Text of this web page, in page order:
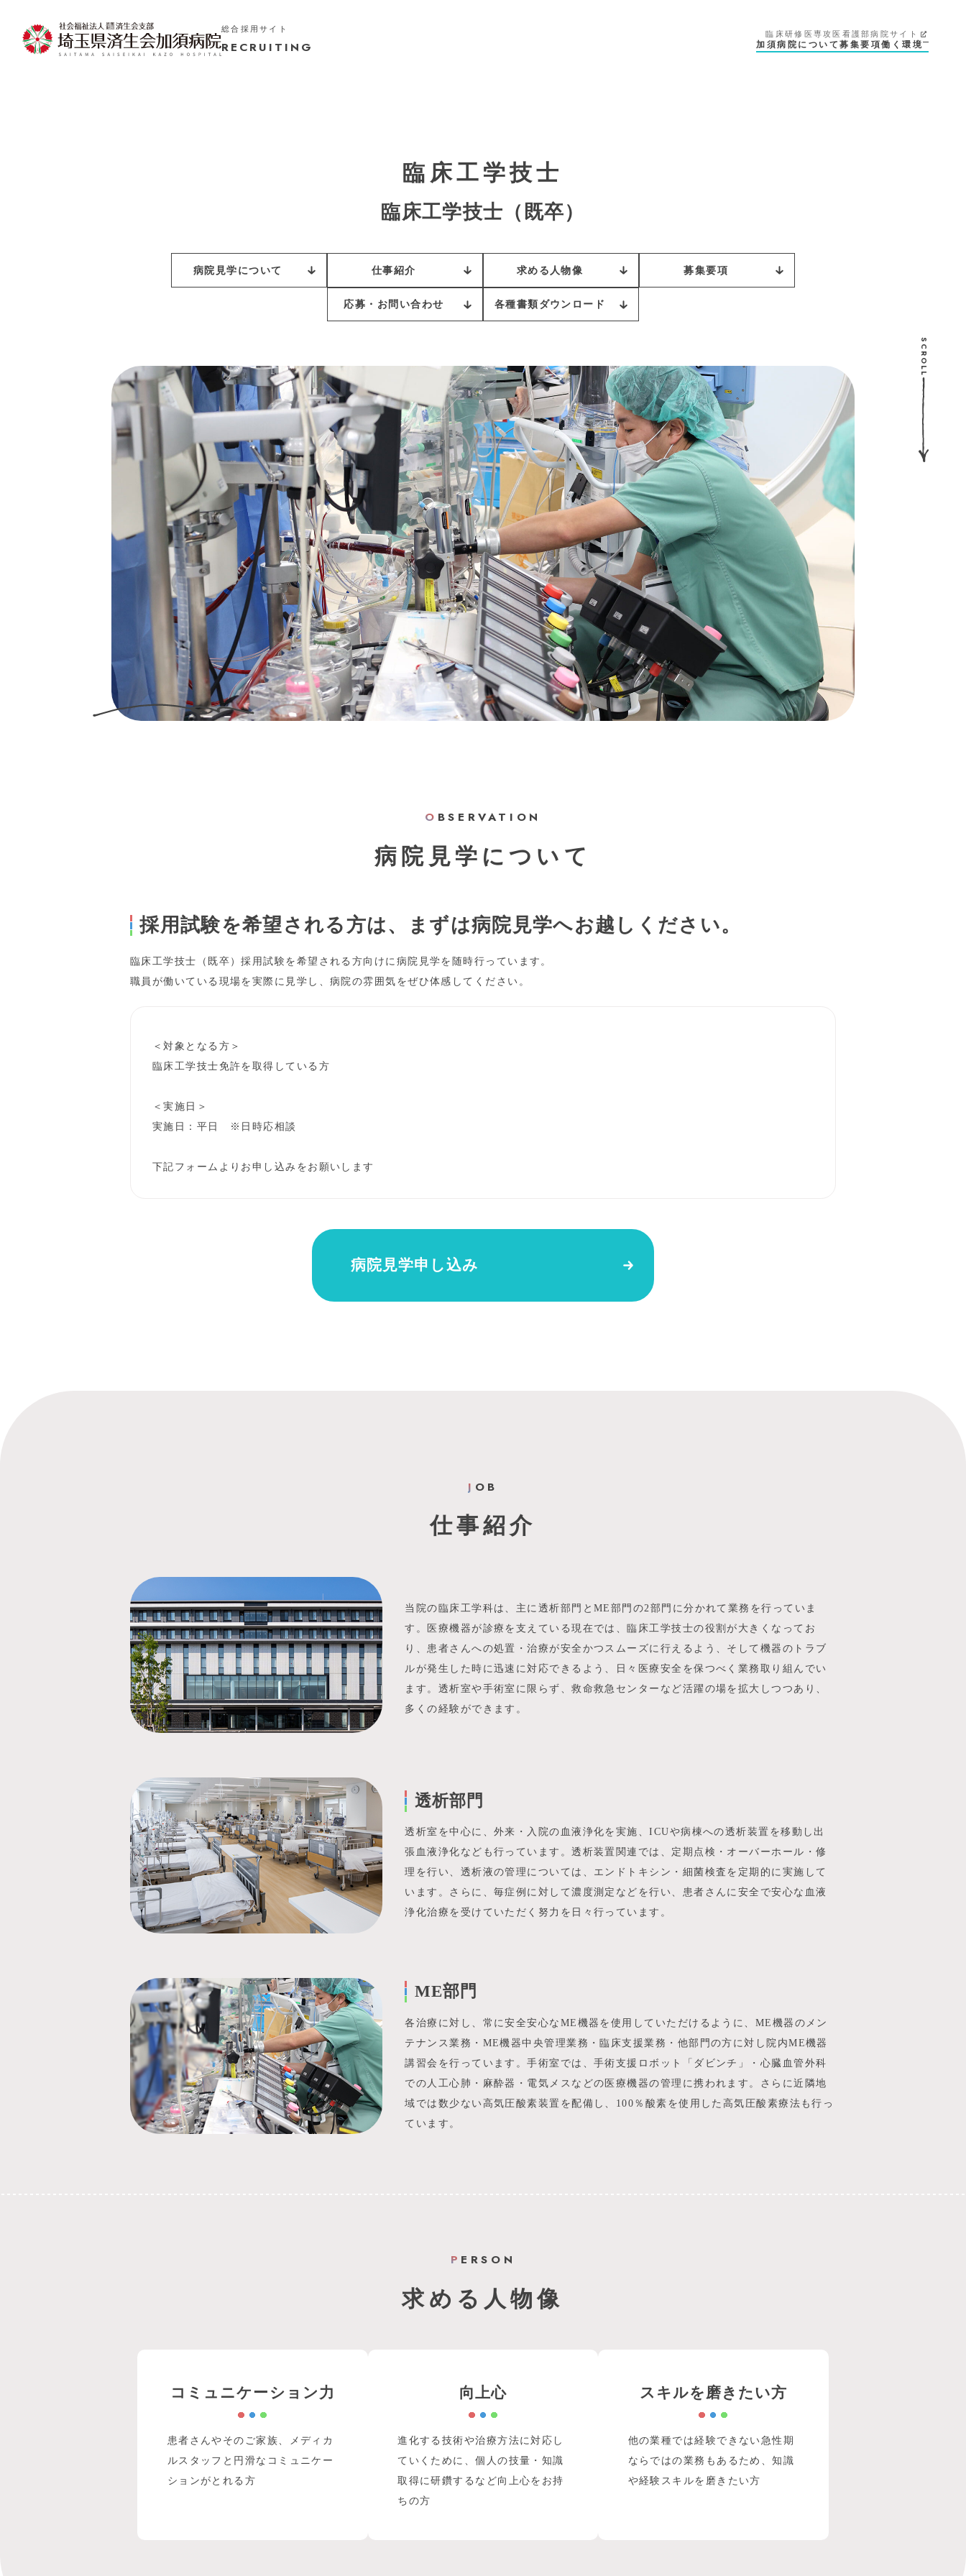
総合採用サイト
RECRUITING 加須病院について募集要項働く環境
臨床研修医専攻医 看護部病院サイト
SCROLL
臨床工学技士
臨床工学技士（既卒）
病院見学について 仕事紹介 求める人物像 募集要項
応募・お問い合わせ 各種書類ダウンロード
O BSERVATION
病院見学について
採用試験を希望される方は、まずは病院見学へお越しください。
臨床工学技士（既卒）採用試験を希望される方向けに病院見学を随時行っています。
職員が働いている現場を実際に見学し、病院の雰囲気をぜひ体感してください。
＜対象となる方＞
臨床工学技士免許を取得している方
＜実施日＞
実施日：平日 ※日時応相談
下記フォームよりお申し込みをお願いします
病院見学申し込み
J OB
仕事紹介
当院の臨床工学科は、主に透析部門とME部門の2部門に分かれて業務を行っていま
す。医療機器が診療を支えている現在では、臨床工学技士の役割が大きくなってお
り、患者さんへの処置・治療が安全かつスムーズに行えるよう、そして機器のトラブ
ルが発生した時に迅速に対応できるよう、日々医療安全を保つべく業務取り組んでい
ます。透析室や手術室に限らず、救命救急センターなど活躍の場を拡大しつつあり、
多くの経験ができます。
透析部門
透析室を中心に、外来・入院の血液浄化を実施、ICUや病棟への透析装置を移動し出
張血液浄化なども行っています。透析装置関連では、定期点検・オーバーホール・修
理を行い、透析液の管理については、エンドトキシン・細菌検査を定期的に実施して
います。さらに、毎症例に対して濃度測定などを行い、患者さんに安全で安心な血液
浄化治療を受けていただく努力を日々行っています。
ME部門
各治療に対し、常に安全安心なME機器を使用していただけるように、ME機器のメン
テナンス業務・ME機器中央管理業務・臨床支援業務・他部門の方に対し院内ME機器
講習会を行っています。手術室では、手術支援ロボット「ダビンチ」・心臓血管外科
での人工心肺・麻酔器・電気メスなどの医療機器の管理に携われます。さらに近隣地
域では数少ない高気圧酸素装置を配備し、100％酸素を使用した高気圧酸素療法も行っ
ています。
P ERSON
求める人物像
コミュニケーション力
患者さんやそのご家族、メディカ
ルスタッフと円滑なコミュニケー
ションがとれる方
向上心
進化する技術や治療方法に対応し
ていくために、個人の技量・知識
取得に研鑽するなど向上心をお持
ちの方
スキルを磨きたい方
他の業種では経験できない急性期
ならではの業務もあるため、知識
や経験スキルを磨きたい方